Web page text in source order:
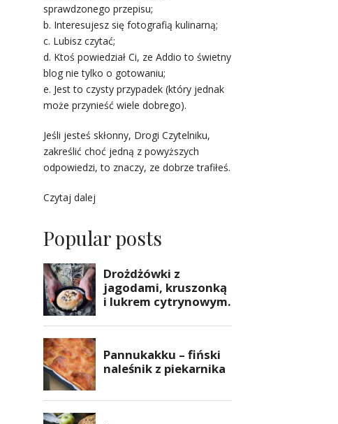
sprawdzonego przepisu;
b. Interesujesz się fotografią kulinarną;
c. Lubisz czytać;
d. Ktoś powiedział Ci, ze Addio to świetny
blog nie tylko o gotowaniu;
e. Jest to czysty przypadek (który jednak
może przynieść wiele dobrego).
Jeśli jesteś skłonny, Drogi Czytelniku,
zakreślić choć jedną z powyższych
odpowiedzi, to znaczy, ze dobrze trafiłeś.
Czytaj dalej
Popular posts